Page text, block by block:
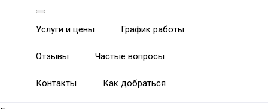
Услуги и цены График работы
Отзывы Частые вопросы
Контакты Как добраться